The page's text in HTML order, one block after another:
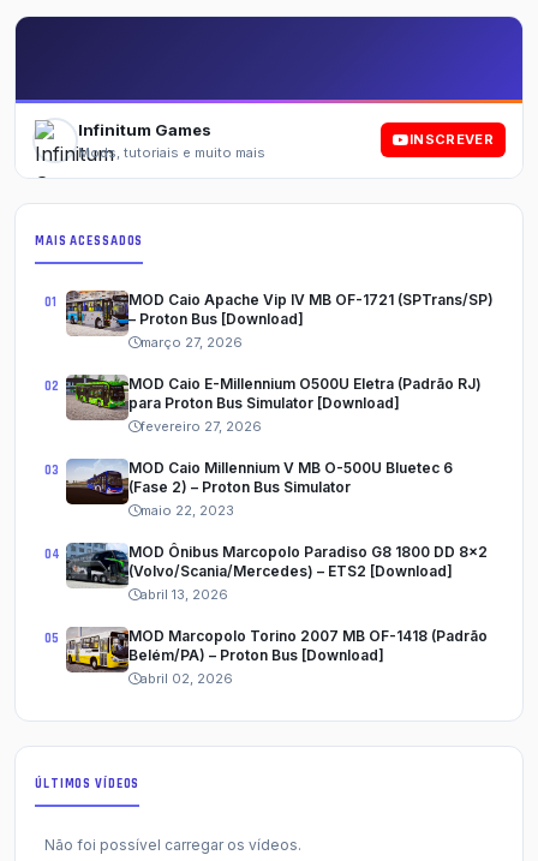
Infinitum Games
Mods, tutoriais e muito mais
INSCREVER
MAIS ACESSADOS
MOD Caio Apache Vip IV MB OF-1721 (SPTrans/SP)
– Proton Bus [Download]
março 27, 2026
MOD Caio E-Millennium O500U Eletra (Padrão RJ)
para Proton Bus Simulator [Download]
fevereiro 27, 2026
MOD Caio Millennium V MB O-500U Bluetec 6
(Fase 2) – Proton Bus Simulator
maio 22, 2023
MOD Ônibus Marcopolo Paradiso G8 1800 DD 8x2
(Volvo/Scania/Mercedes) – ETS2 [Download]
abril 13, 2026
MOD Marcopolo Torino 2007 MB OF-1418 (Padrão
Belém/PA) – Proton Bus [Download]
abril 02, 2026
ÚLTIMOS VÍDEOS
Não foi possível carregar os vídeos.